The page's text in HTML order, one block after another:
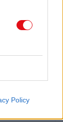
Policy